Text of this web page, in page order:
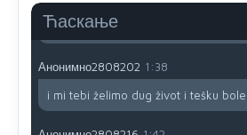
Ћаскање
da brani? A imamo vojsku Kosova
dobro i da se što bolje opreme
Анонимно2808202 1:38
i mi tebi želimo dug život i tešku